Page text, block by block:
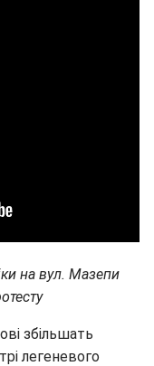
на вул. Мазепи
збільшать
легеневого